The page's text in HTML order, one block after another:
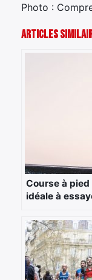
Photo :
Articles
Course à
idéale à